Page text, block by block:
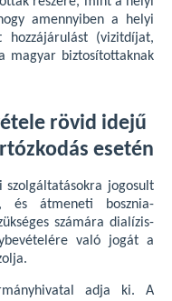
amennyiben a helyi
(vizitdíjat,
magyar biztosítottaknak
rövid idejű
esetén
szolgáltatásokra jogosult
és átmeneti bosznia-
számára dialízis-
való jogát a
adja ki. A